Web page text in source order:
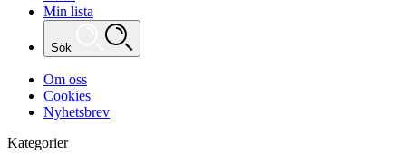
Min lista
Sök
Om oss
Cookies
Nyhetsbrev
Kategorier